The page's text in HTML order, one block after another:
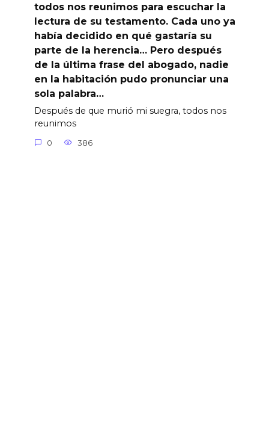
todos nos reunimos para escuchar la
lectura de su testamento. Cada uno ya
había decidido en qué gastaría su
parte de la herencia… Pero después
de la última frase del abogado, nadie
en la habitación pudo pronunciar una
sola palabra…
Después de que murió mi suegra, todos nos
reunimos
0 386